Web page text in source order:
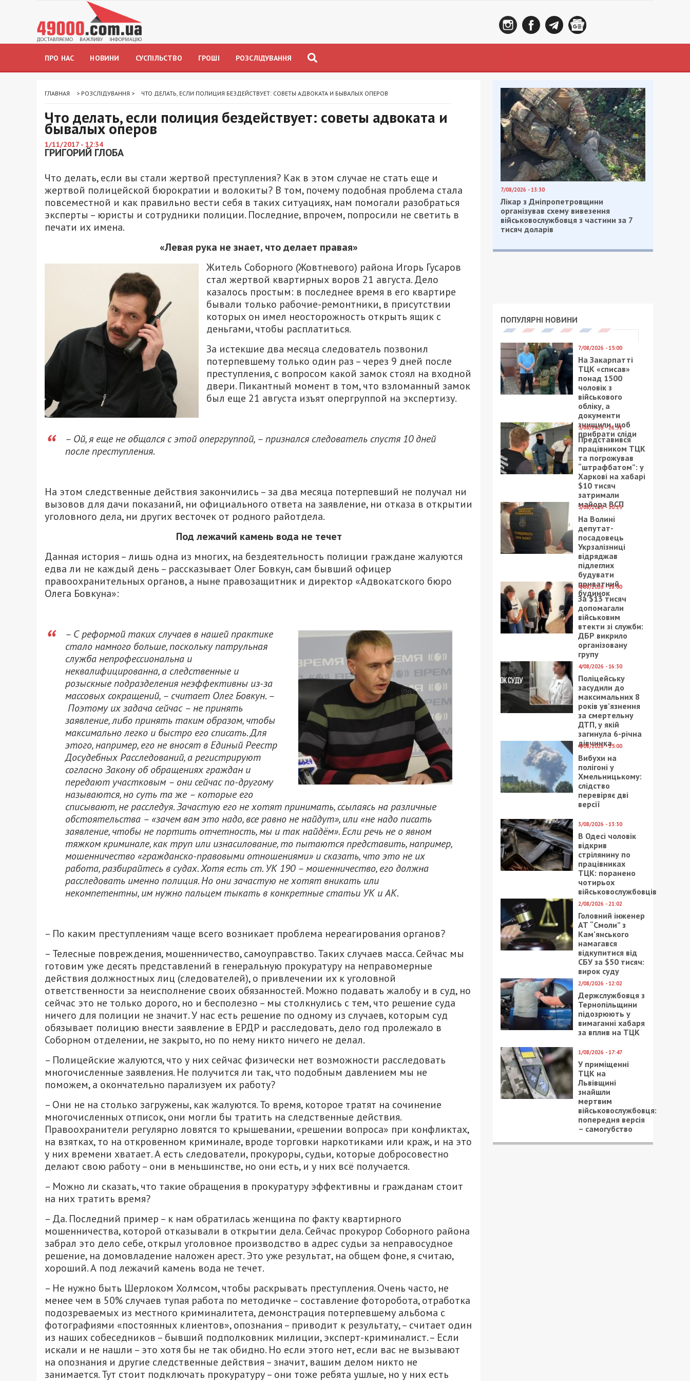
ПРО НАС НОВИНИ СУСПІЛЬСТВО ГРОШІ РОЗСЛІДУВАННЯ
ГЛАВНАЯ > РОЗСЛІДУВАННЯ > ЧТО ДЕЛАТЬ, ЕСЛИ ПОЛИЦИЯ БЕЗДЕЙСТВУЕТ: СОВЕТЫ АДВОКАТА И БЫВАЛЫХ ОПЕРОВ
Что делать, если полиция бездействует: советы адвоката и
бывалых оперов
1/11/2017 - 12:34
ГРИГОРИЙ ГЛОБА
Что делать, если вы стали жертвой преступления? Как в этом случае не стать еще и
жертвой полицейской бюрократии и волокиты? В том, почему подобная проблема стала
повсеместной и как правильно вести себя в таких ситуациях, нам помогали разобраться
эксперты – юристы и сотрудники полиции. Последние, впрочем, попросили не светить в
печати их имена.
«Левая рука не знает, что делает правая»
Житель Соборного (Жовтневого) района Игорь Гусаров
стал жертвой квартирных воров 21 августа. Дело
казалось простым: в последнее время в его квартире
бывали только рабочие-ремонтники, в присутствии
которых он имел неосторожность открыть ящик с
деньгами, чтобы расплатиться.
За истекшие два месяца следователь позвонил
потерпевшему только один раз – через 9 дней после
преступления, с вопросом какой замок стоял на входной
двери. Пикантный момент в том, что взломанный замок
был еще 21 августа изъят опергруппой на экспертизу.
– Ой, я еще не общался с этой опергруппой, – признался следователь спустя 10 дней
после преступления.
На этом следственные действия закончились – за два месяца потерпевший не получал ни
вызовов для дачи показаний, ни официального ответа на заявление, ни отказа в открытии
уголовного дела, ни других весточек от родного райотдела.
Под лежачий камень вода не течет
Данная история – лишь одна из многих, на бездеятельность полиции граждане жалуются
едва ли не каждый день – рассказывает Олег Бовкун, сам бывший офицер
правоохранительных органов, а ныне правозащитник и директор «Адвокатского бюро
Олега Бовкуна»:
– С реформой таких случаев в нашей практике
стало намного больше, поскольку патрульная
служба непрофессиональна и
неквалифицированна, а следственные и
розыскные подразделения неэффективны из-за
массовых сокращений, – считает Олег Бовкун. –
Поэтому их задача сейчас – не принять
заявление, либо принять таким образом, чтобы
максимально легко и быстро его списать. Для
этого, например, его не вносят в Единый Реестр
Досудебных Расследований, а регистрируют
согласно Закону об обращениях граждан и
передают участковым – они сейчас по-другому
называются, но суть та же – которые его
списывают, не расследуя. Зачастую его не хотят принимать, ссылаясь на различные
обстоятельства – «зачем вам это надо, все равно не найдут», или «не надо писать
заявление, чтобы не портить отчетность, мы и так найдём». Если речь не о явном
тяжком криминале, как труп или изнасилование, то пытаются представить, например,
мошенничество «гражданско-правовыми отношениями» и сказать, что это не их
работа, разбирайтесь в судах. Хотя есть ст. УК 190 – мошенничество, его должна
расследовать именно полиция. Но они зачастую не хотят вникать или
некомпетентны, им нужно пальцем тыкать в конкретные статьи УК и АК.
– По каким преступлениям чаще всего возникает проблема нереагирования органов?
– Телесные повреждения, мошенничество, самоуправство. Таких случаев масса. Сейчас мы
готовим уже десять представлений в генеральную прокуратуру на неправомерные
действия должностных лиц (следователей), о привлечении их к уголовной
ответственности за неисполнение своих обязанностей. Можно подавать жалобу и в суд, но
сейчас это не только дорого, но и бесполезно – мы столкнулись с тем, что решение суда
ничего для полиции не значит. У нас есть решение по одному из случаев, которым суд
обязывает полицию внести заявление в ЕРДР и расследовать, дело год пролежало в
Соборном отделении, не закрыто, но по нему никто ничего не делал.
– Полицейские жалуются, что у них сейчас физически нет возможности расследовать
многочисленные заявления. Не получится ли так, что подобным давлением мы не
поможем, а окончательно парализуем их работу?
– Они не на столько загружены, как жалуются. То время, которое тратят на сочинение
многочисленных отписок, они могли бы тратить на следственные действия.
Правоохранители регулярно ловятся то крышевании, «решении вопроса» при конфликтах,
на взятках, то на откровенном криминале, вроде торговки наркотиками или краж, и на это
у них времени хватает. А есть следователи, прокуроры, судьи, которые добросовестно
делают свою работу – они в меньшинстве, но они есть, и у них всё получается.
– Можно ли сказать, что такие обращения в прокуратуру эффективны и гражданам стоит
на них тратить время?
– Да. Последний пример – к нам обратилась женщина по факту квартирного
мошенничества, которой отказывали в открытии дела. Сейчас прокурор Соборного района
забрал это дело себе, открыл уголовное производство в адрес судьи за неправосудное
решение, на домовладение наложен арест. Это уже результат, на общем фоне, я считаю,
хороший. А под лежачий камень вода не течет.
– Не нужно быть Шерлоком Холмсом, чтобы раскрывать преступления. Очень часто, не
менее чем в 50% случаев тупая работа по методичке – составление фоторобота, отработка
подозреваемых из местного криминалитета, демонстрация потерпевшему альбома с
фотографиями «постоянных клиентов», опознания – приводит к результату, – считает один
из наших собеседников – бывший подполковник милиции, эксперт-криминалист. – Если
искали и не нашли – это хотя бы не так обидно. Но если этого нет, если вас не вызывают
на опознания и другие следственные действия – значит, вашим делом никто не
занимается. Тут стоит подключать прокуратуру – они тоже ребята ушлые, но у них есть
7/08/2026 - 13:30
Лікар з Дніпропетровщини
організував схему вивезення
військовослужбовця з частини за 7
тисяч доларів
ПОПУЛЯРНІ НОВИНИ
7/08/2026 - 15:00
На Закарпатті
ТЦК «списав»
понад 1500
чоловік з
військового
обліку, а
документи
знищили, щоб
прибрати сліди
5/08/2026 - 21:31
Представився
працівником ТЦК
та погрожував
“штрафбатом”: у
Харкові на хабарі
$10 тисяч
затримали
майора ВСП
5/08/2026 - 10:29
На Волині
депутат-
посадовець
Укрзалізниці
відряджав
підлеглих
будувати
приватний
будинок
4/08/2026 - 18:00
За $13 тисяч
допомагали
військовим
втекти зі служби:
ДБР викрило
організовану
групу
4/08/2026 - 16:30
Поліцейську
засудили до
максимальних 8
років ув’язнення
за смертельну
ДТП, у якій
загинула 6-річна
дівчинка
4/08/2026 - 15:00
Вибухи на
полігоні у
Хмельницькому:
слідство
перевіряє дві
версії
3/08/2026 - 13:30
В Одесі чоловік
відкрив
стрілянину по
працівниках
ТЦК: поранено
чотирьох
військовослужбовців
2/08/2026 - 21:02
Головний інженер
АТ “Смоли” з
Кам’янського
намагався
відкупитися від
СБУ за $50 тисяч:
вирок суду
2/08/2026 - 12:02
Держслужбовця з
Тернопільщини
підозрюють у
вимаганні хабаря
за вплив на ТЦК
1/08/2026 - 17:47
У приміщенні
ТЦК на
Львівщині
знайшли
мертвим
військовослужбовця:
попередня версія
– самогубство